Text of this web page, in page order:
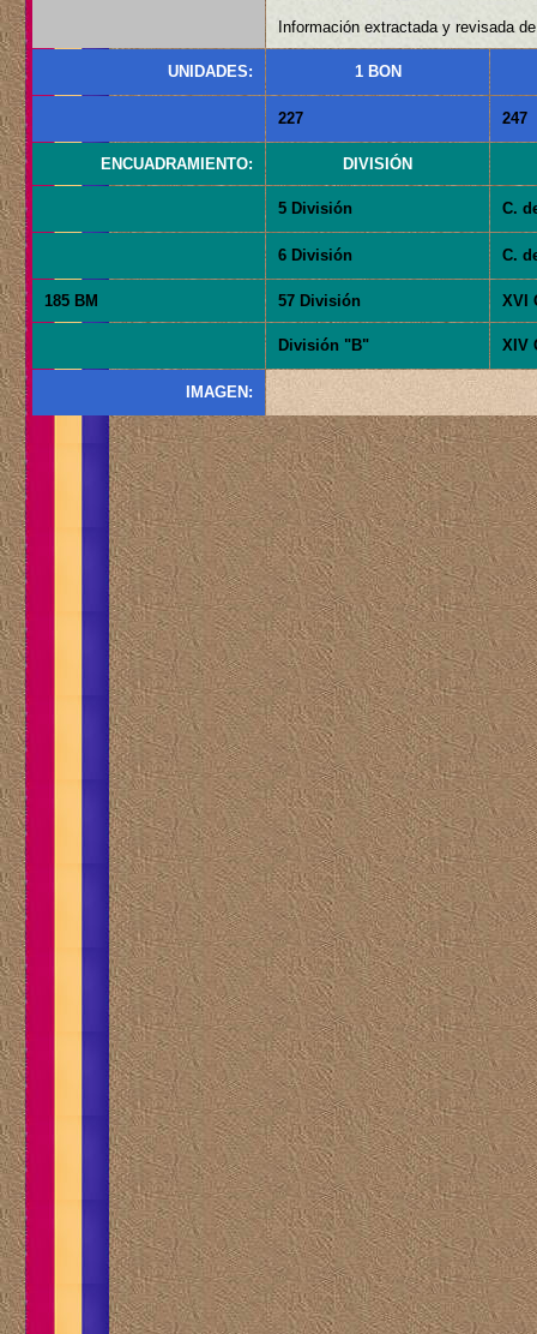
Información extractada y revisada
UNIDADES: 1 BON
227 247
ENCUADRAMIENTO: DIVISIÓN
5 División C.
6 División C.
185 BM 57 División XVI
División "B" XIV
IMAGEN: